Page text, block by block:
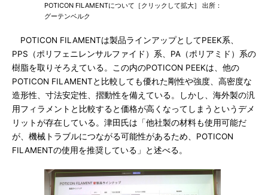
POTICON FILAMENTについて［クリックして拡大］ 出所：
グーテンベルク
POTICON FILAMENTは製品ラインアップとしてPEEK系、
PPS（ポリフェニレンサルファイド）系、PA（ポリアミド）系の
樹脂を取りそろえている。この内のPOTICON PEEKは、他の
POTICON FILAMENTと比較しても優れた剛性や強度、高密度な
造形性、寸法安定性、摺動性を備えている。しかし、海外製の汎
用フィラメントと比較すると価格が高くなってしまうというデメ
リットが存在している。津田氏は「他社製の材料も使用可能だ
が、機械トラブルにつながる可能性があるため、POTICON
FILAMENTの使用を推奨している」と述べる。